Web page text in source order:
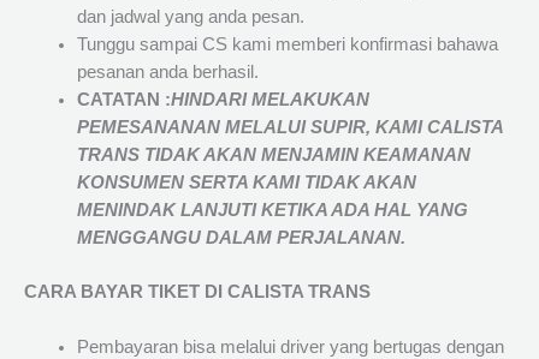
dan jadwal yang anda pesan.
Tunggu sampai CS kami memberi konfirmasi bahawa
pesanan anda berhasil.
CATATAN :HINDARI MELAKUKAN
PEMESANANAN MELALUI SUPIR, KAMICALISTA
TRANSTIDAK AKAN MENJAMINKEAMANAN
KONSUMEN SERTA KAMI TIDAK AKAN
MENINDAK LANJUTI KETIKA ADA HAL YANG
MENGGANGU DALAM PERJALANAN.
CARA BAYAR TIKET DI CALISTA TRANS
Pembayaran bisa melalui driver yang bertugas dengan